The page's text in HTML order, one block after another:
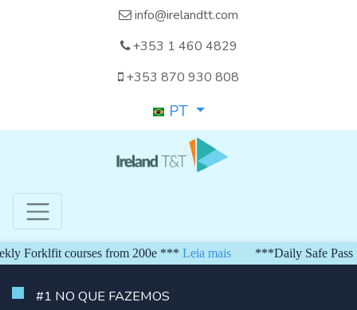
info@irelandtt.com
+353 1 460 4829
+353 870 930 808
PT
courses from 200e *** Leia mais ***Daily Safe Pass
#1 NO QUE FAZEMOS